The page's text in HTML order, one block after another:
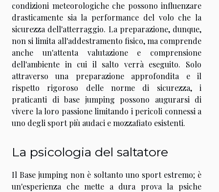
condizioni meteorologiche che possono influenzare
drasticamente sia la performance del volo che la
sicurezza dell'atterraggio. La preparazione, dunque,
non si limita all'addestramento fisico, ma comprende
anche un'attenta valutazione e comprensione
dell'ambiente in cui il salto verrà eseguito. Solo
attraverso una preparazione approfondita e il
rispetto rigoroso delle norme di sicurezza, i
praticanti di base jumping possono augurarsi di
vivere la loro passione limitando i pericoli connessi a
uno degli sport più audaci e mozzafiato esistenti.
La psicologia del saltatore
Il Base jumping non è soltanto uno sport estremo; è
un'esperienza che mette a dura prova la psiche